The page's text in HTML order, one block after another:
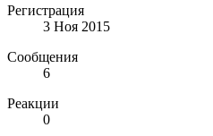
Регистрация
3 Ноя 2015
Сообщения
6
Реакции
0